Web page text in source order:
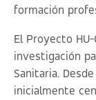
formación
El Proyecto
investigación
Sanitaria.
inicialmente